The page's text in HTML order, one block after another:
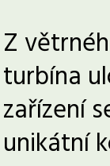
Z
turbína
zařízení
unikátní